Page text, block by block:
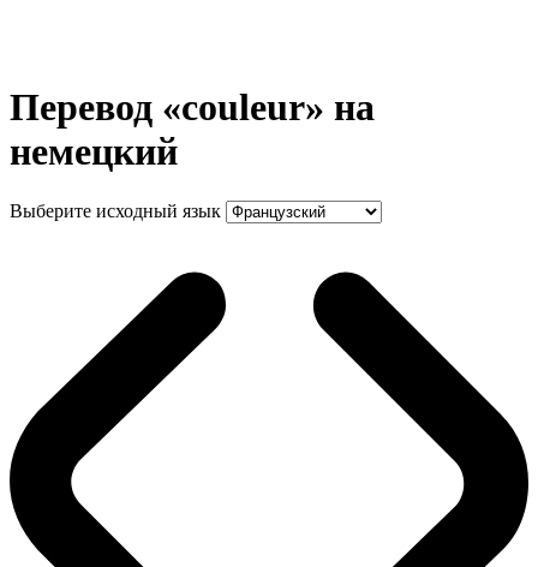
Перевод «couleur» на
немецкий
Выберите исходный язык